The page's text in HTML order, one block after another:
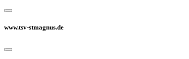
www.tsv-stmagnus.de